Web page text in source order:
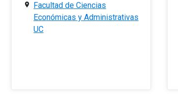
Facultad de Ciencias
Económicas y Administrativas
UC